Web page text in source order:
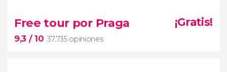
excursión al campo de concentración de
Terezín desde Praga
SS nazis
Free tour por Praga
9,3 / 10 37.735 opiniones
¡Gratis!